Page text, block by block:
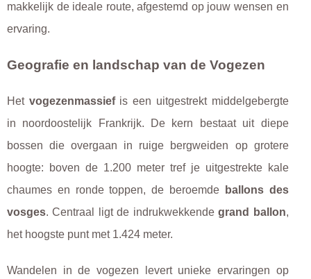
makkelijk de ideale route, afgestemd op jouw wensen en
ervaring.
Geografie en landschap van de Vogezen
Het vogezenmassiefis een uitgestrekt middelgebergte
in noordoostelijk Frankrijk. De kern bestaat uit diepe
bossen die overgaan in ruige bergweiden op grotere
hoogte: boven de 1.200 meter tref je uitgestrekte kale
chaumes en ronde toppen, de beroemde
ballons des
vosges. Centraal ligt de indrukwekkendegrand ballon,
het hoogste punt met 1.424 meter.
Wandelen in de vogezen levert unieke ervaringen op